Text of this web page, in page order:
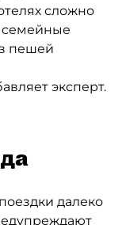
сложно
семейные
пешей
эксперт.
далеко